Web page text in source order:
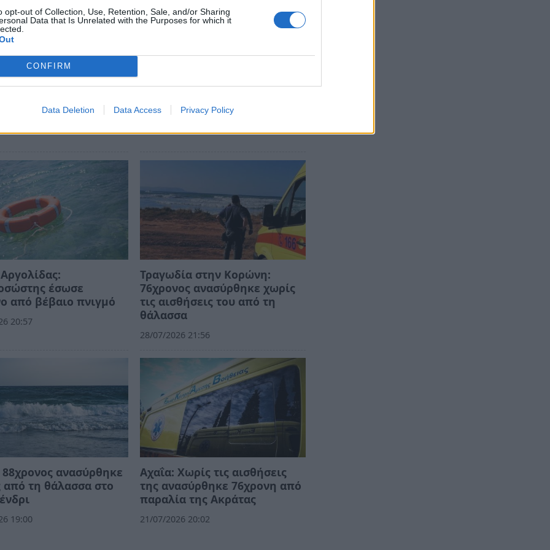
opt-out of Collection, Use, Retention, Sale, and/or Sharing
Data that Is Unrelated with the Purposes for which it
CONFIRM
Data Deletion Data Access Privacy Policy
και μάθετε πρώτοι
έσωσε
από βέβαιο πνιγμό
20:57
Τραγωδία στην Κορώνη:
76χρονος ανασύρθηκε χωρίς
τις αισθήσεις του από τη
θάλασσα
28/07/2026 21:56
ανασύρθηκε
από τη θάλασσα στο
19:00
Αχαΐα: Χωρίς τις αισθήσεις
της ανασύρθηκε 76χρονη από
παραλία της Ακράτας
21/07/2026 20:02